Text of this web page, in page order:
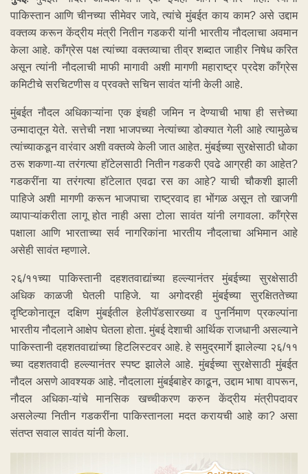
पाकिस्तान आणि चीनच्या सीमेवर जावे, त्यांचे मुंबईत काय काम? असे उद्दाम
वक्तव्य करून केंद्रीय मंत्री नितीन गडकरी यांनी भारतीय नौदलाचा अवमान
केला आहे. काँग्रेस पक्ष त्यांच्या वक्तव्याचा तीव्र शब्दात जाहीर निषेध करित
असून त्यांनी नौदलाची माफी मागावी अशी मागणी महाराष्ट्र प्रदेश काँग्रेस
कमिटीचे सरचिटणीस व प्रवक्ते सचिन सावंत यांनी केली आहे.
मुंबईत नौदल अधिकाऱ्यांना एक इंचही जमिन न देण्याची भाषा ही सत्तेच्या
उन्मादातून येते. सत्तेची नशा भाजपच्या नेत्यांच्या डोक्यात गेली आहे त्यामुळेच
त्यांच्याकडून वारंवार अशी वक्तव्ये केली जात आहेत. मुंबईच्या सुरक्षेसाठी धोका
ठरू शकणा-या तरंगत्या हॉटेलसाठी नितीन गडकरी एवढे आग्रही का आहेत?
गडकरींना या तरंगत्या हॉटेलात एवढा रस का आहे? याची चौकशी झाली
पाहिजे अशी मागणी करून भाजपाचा राष्ट्रवाद हा भोंगळ असून तो खाजगी
व्यापाऱ्यांकरीता लागू होत नाही असा टोला सावंत यांनी लगावला. काँग्रेस
पक्षाला आणि भारताच्या सर्व नागरिकांना भारतीय नौदलाचा अभिमान आहे
असेही सावंत म्हणाले.
२६/११च्या पाकिस्तानी दहशतवाद्यांच्या हल्ल्यानंतर मुंबईच्या सुरक्षेसाठी
अधिक काळजी घेतली पाहिजे. या अगोदरही मुंबईच्या सुरक्षिततेच्या
दृष्टिकोनातून दक्षिण मुंबईतील हेलीपॅडसारख्या व पुनर्निमाण प्रकल्पांना
भारतीय नौदलाने आक्षेप घेतला होता. मुंबई देशाची आर्थिक राजधानी असल्याने
पाकिस्तानी दहशतवाद्यांच्या हिटलिस्टवर आहे. हे समुद्रमार्गे झालेल्या २६/११
च्या दहशतवादी हल्ल्यानंतर स्पष्ट झालेले आहे. मुंबईच्या सुरक्षेसाठी मुंबईत
नौदल असणे आवश्यक आहे. नौदलाला मुंबईबाहेर काढून, उद्दाम भाषा वापरून,
नौदल अधिका-यांचे मानसिक खच्चीकरण करुन केंद्रीय मंत्रीपदावर
असलेल्या नितीन गडकरींना पाकिस्तानला मदत करायची आहे का? असा
संतप्त सवाल सावंत यांनी केला.